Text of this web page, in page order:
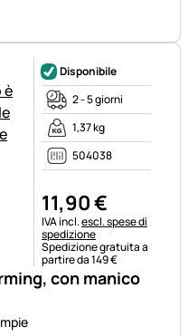
con manico
Disponibile
2 - 5 giorni
1,37 kg
504038
11,90€
Informazioni fiscali:
IVA incl.escl. spese di
spedizione
Spedizione gratuita a
partire da 149 €